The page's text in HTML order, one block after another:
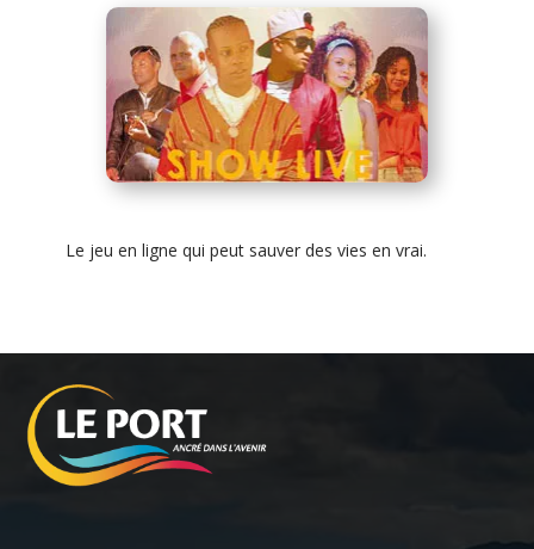
Le jeu en ligne qui peut sauver des vies en vrai.